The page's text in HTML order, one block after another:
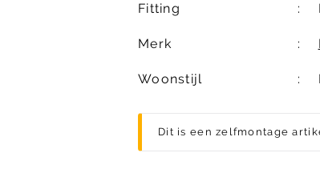
Fitting
Merk
Woonstijl
Dit is een zelfmontage